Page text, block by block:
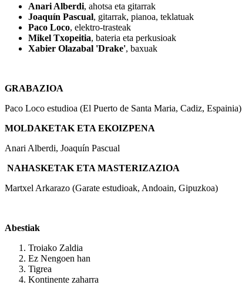
Anari Alberdi, ahotsa eta gitarrak
Joaquín Pascual, gitarrak, pianoa, teklatuak
Paco Loco, elektro-trasteak
Mikel Txopeitia, bateria eta perkusioak
Xabier Olazabal 'Drake', baxuak
GRABAZIOA
Paco Loco estudioa (El Puerto de Santa Maria, Cadiz, Espainia)
MOLDAKETAK ETA EKOIZPENA
Anari Alberdi, Joaquín Pascual
NAHASKETAK ETA MASTERIZAZIOA
Martxel Arkarazo (Garate estudioak, Andoain, Gipuzkoa)
Abestiak
Troiako Zaldia
Ez Nengoen han
Tigrea
Kontinente zaharra